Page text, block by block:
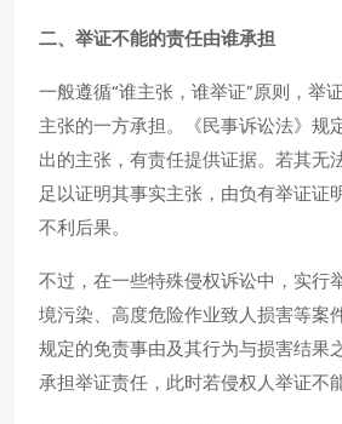
二、举证不能的责任由谁承担
一般遵循“谁主张，谁举证”原则，举
主张的一方承担。《民事诉讼法》规
出的主张，有责任提供证据。若其无
足以证明其事实主张，由负有举证证
不利后果。
不过，在一些特殊侵权诉讼中，实行
境污染、高度危险作业致人损害等案
规定的免责事由及其行为与损害结果
承担举证责任，此时若侵权人举证不